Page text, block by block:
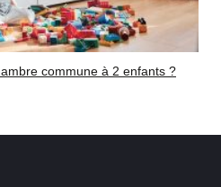
commune à 2 enfants ?